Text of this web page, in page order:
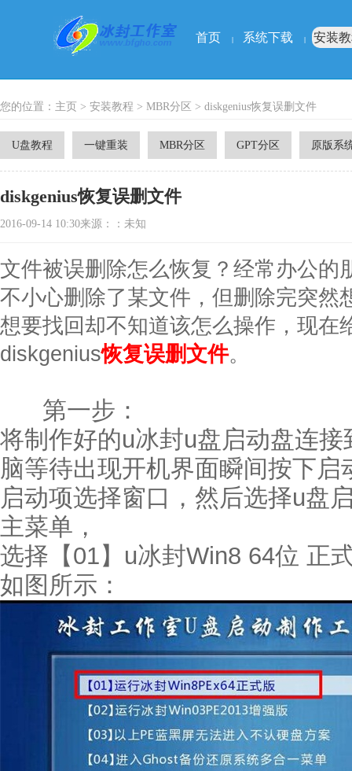
首页 系统下载 安装
您的位置： 主页 > 安装教程 > MBR分区 > diskgenius恢复误删文件
U盘教程 一键重装 MBR分区 GPT分区 原版系
diskgenius恢复误删文件
2016-09-14 10:30来源：：未知
文件被误删除怎么恢复？经常办公的
不小心删除了某文件，但删除完突然
想要找回却不知道该怎么操作，现在
diskgenius恢复误删文件。
第一步：
将制作好的u冰封u盘启动盘连
脑等待出现开机界面瞬间按下
启动项选择窗口，然后选择u盘
主菜单，
选择【01】u冰封Win8 64位 正
如图所示：